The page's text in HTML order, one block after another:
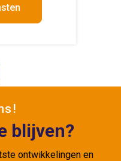
blijven?
ontwikkelingen en